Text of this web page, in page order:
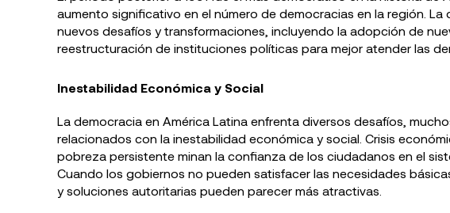
aumento significativo en el número de democracias en la región.
nuevos desafíos y transformaciones, incluyendo la adopción de
reestructuración de instituciones políticas para mejor atender las
Inestabilidad Económica y Social
La democracia en América Latina enfrenta diversos desafíos,
relacionados con la inestabilidad económica y social. Crisis
pobreza persistente minan la confianza de los ciudadanos en el
Cuando los gobiernos no pueden satisfacer las necesidades
y soluciones autoritarias pueden parecer más atractivas.